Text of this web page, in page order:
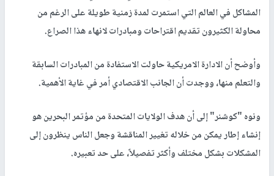
المشاكل في العالم التي استمرت لمدة زمنية طويلة على الرغم من
محاولة الكثيرون تقديم اقتراحات ومبادرات لانهاء هذا الصراع.
وأوضح أن الادارة الامريكية حاولت الاستفادة من المبادرات السابقة
والتعلم منها، ووجدت أن الجانب الاقتصادي أمر في غاية الأهمية.
ونوه "كوشنر" إلى أن هدف الولايات المتحدة من مؤتمر البحرين هو
إنشاء إطار يمكن من خلاله تغيير المناقشة وجعل الناس ينظرون إلى
المشكلات بشكل مختلف وأكثر تفصيلاً، على حد تعبيره.